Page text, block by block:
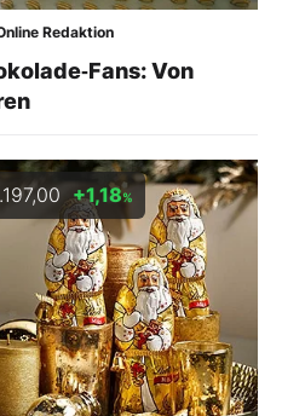
Redaktion
Von
+1,18%